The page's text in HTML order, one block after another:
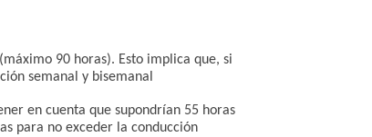
(máximo 90 horas). Esto implica que, si
semanal y bisemanal
en cuenta que supondrían 55 horas
para no exceder la conducción